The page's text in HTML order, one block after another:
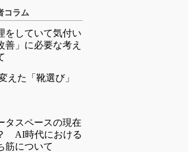
コラム
をしていて気付い
善」に必要な考え
えた「靴選び」
タスペースの現在
AI時代における
筋について